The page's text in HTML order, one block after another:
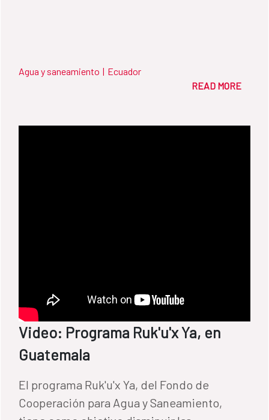
Agua y saneamiento | Ecuador
READ MORE
Video: Programa Ruk'u'x Ya, en
Guatemala
El programa Ruk'u'x Ya, del Fondo de
Cooperación para Agua y Saneamiento,